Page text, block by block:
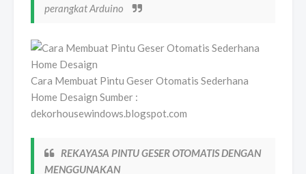
perangkat Arduino
Cara Membuat Pintu Geser Otomatis Sederhana
Home Desaign Sumber :
dekorhousewindows.blogspot.com
REKAYASA PINTU GESER OTOMATIS DENGAN
MENGGUNAKAN